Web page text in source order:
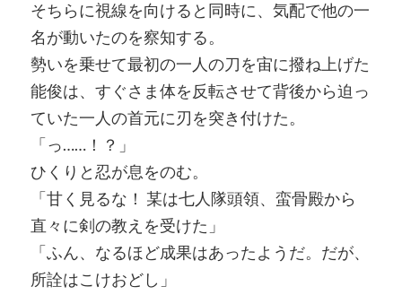
そちらに視線を向けると同時に、気配で他の一
名が動いたのを察知する。
勢いを乗せて最初の一人の刀を宙に撥ね上げた
能俊は、すぐさま体を反転させて背後から迫っ
ていた一人の首元に刃を突き付けた。
「っ……！？」
ひくりと忍が息をのむ。
「甘く見るな！ 某は七人隊頭領、蛮骨殿から
直々に剣の教えを受けた」
「ふん、なるほど成果はあったようだ。だが、
所詮はこけおどし」